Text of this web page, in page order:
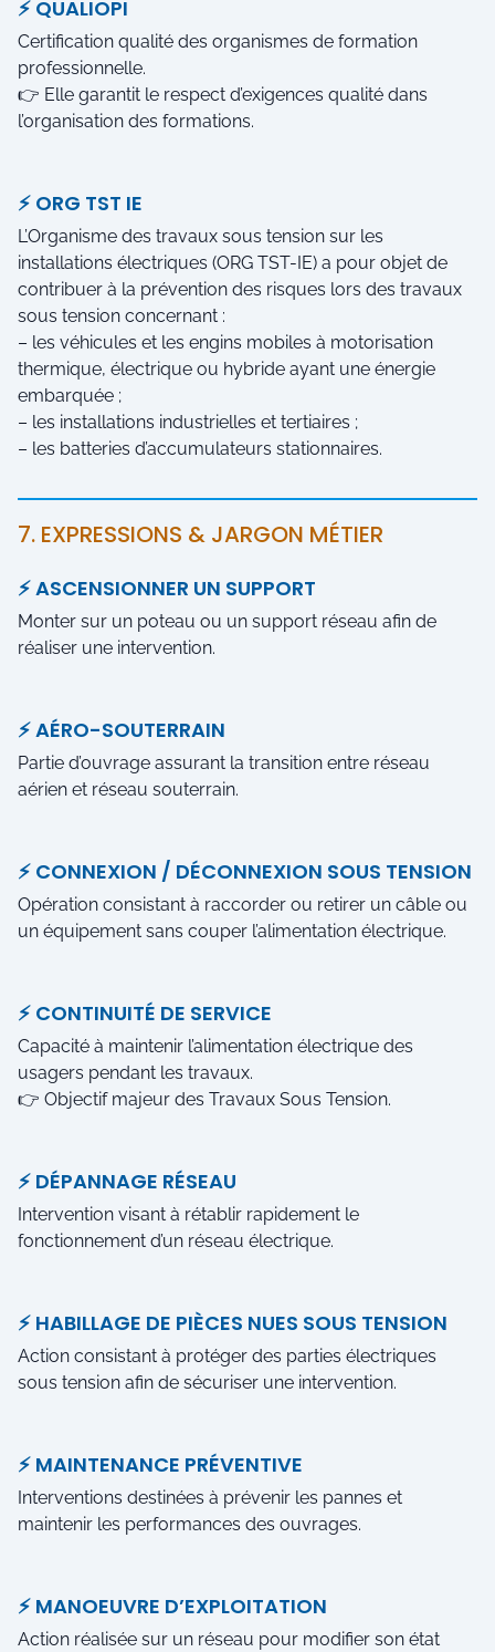
⚡ QUALIOPI
Certification qualité des organismes de formation
professionnelle.
👉 Elle garantit le respect d’exigences qualité dans
l’organisation des formations.
⚡ ORG TST IE
L’Organisme des travaux sous tension sur les
installations électriques (ORG TST-IE) a pour objet de
contribuer à la prévention des risques lors des travaux
sous tension concernant :
– les véhicules et les engins mobiles à motorisation
thermique, électrique ou hybride ayant une énergie
embarquée ;
– les installations industrielles et tertiaires ;
– les batteries d’accumulateurs stationnaires.
7. EXPRESSIONS & JARGON MÉTIER
⚡ ASCENSIONNER UN SUPPORT
Monter sur un poteau ou un support réseau afin de
réaliser une intervention.
⚡ AÉRO-SOUTERRAIN
Partie d’ouvrage assurant la transition entre réseau
aérien et réseau souterrain.
⚡ CONNEXION / DÉCONNEXION SOUS TENSION
Opération consistant à raccorder ou retirer un câble ou
un équipement sans couper l’alimentation électrique.
⚡ CONTINUITÉ DE SERVICE
Capacité à maintenir l’alimentation électrique des
usagers pendant les travaux.
👉 Objectif majeur des Travaux Sous Tension.
⚡ DÉPANNAGE RÉSEAU
Intervention visant à rétablir rapidement le
fonctionnement d’un réseau électrique.
⚡ HABILLAGE DE PIÈCES NUES SOUS TENSION
Action consistant à protéger des parties électriques
sous tension afin de sécuriser une intervention.
⚡ MAINTENANCE PRÉVENTIVE
Interventions destinées à prévenir les pannes et
maintenir les performances des ouvrages.
⚡ MANOEUVRE D’EXPLOITATION
Action réalisée sur un réseau pour modifier son état